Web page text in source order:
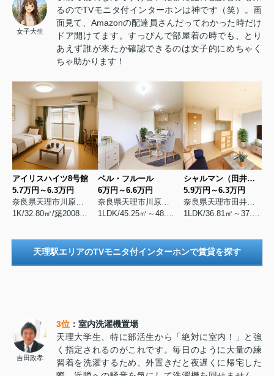
女子大生
るのでTVモニタ付インターホンは神です（笑）。画
面見て、Amazonの配達員さんだってわかった時だけ
ドア開けてます。すっぴんで部屋着の時でも、とり
あえず誰が来たか確認できるのは女子的にめちゃく
ちゃ助かります！
アイリスハイツ8号館
5.7万円～6.3万円
ベル・フルール
6万円～6.6万円
シャルマン（田井庄町）
5.9万円～6.3万円
天理駅エリアのTVモニタ付インターホンで賃貸を探す
吉田政孝
3位 ：室内洗濯機置場
天理大学生、特に部活生から「絶対に室内！」と強
く指定されるのがこれです。毎日のように大量の練
習着を洗濯するため、外置きだと夜遅くに帰宅した